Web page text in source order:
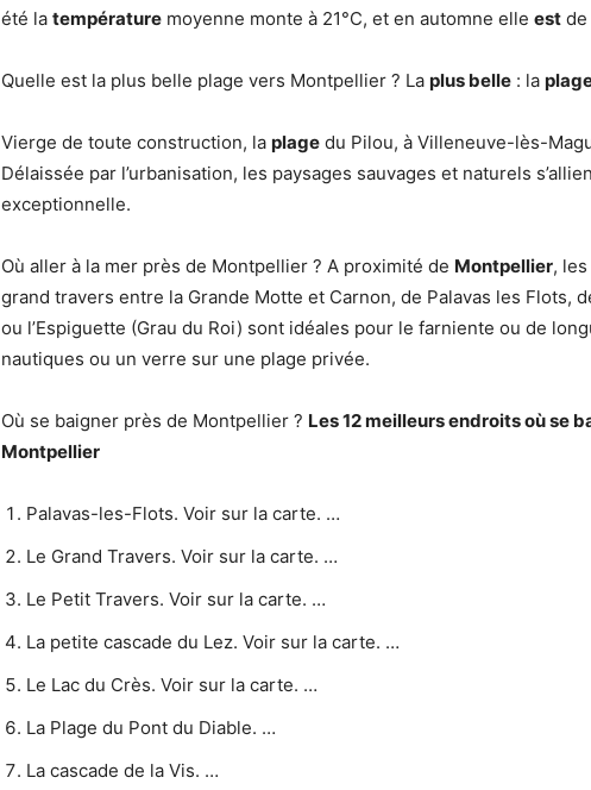
été la température moyenne monte à 21°C, et en automne elle est de
Quelle est la plus belle plage vers Montpellier ? La plus belle : la
Vierge de toute construction, la plage du Pilou, à Villeneuve-lès-
Délaissée par l’urbanisation, les paysages sauvages et naturels
exceptionnelle.
Où aller à la mer près de Montpellier ? A proximité de Montpellier,
grand travers entre la Grande Motte et Carnon, de Palavas les Flots,
ou l’Espiguette (Grau du Roi) sont idéales pour le farniente ou de
nautiques ou un verre sur une plage privée.
Où se baigner près de Montpellier ? Les 12 meilleurs endroitsoù se
Montpellier
Palavas-les-Flots. Voir sur la carte. …
Le Grand Travers. Voir sur la carte. …
Le Petit Travers. Voir sur la carte. …
La petite cascade du Lez. Voir sur la carte. …
Le Lac du Crès. Voir sur la carte. …
La Plage du Pont du Diable. …
La cascade de la Vis. …